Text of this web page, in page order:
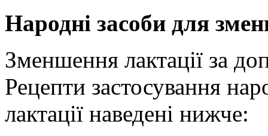
Народні засоби для
Зменшення лактації за
Рецепти застосування
лактації наведені нижче: